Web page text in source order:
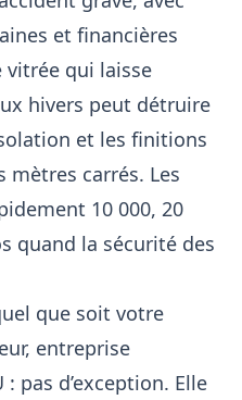
et financières
vitrée qui laisse
hivers peut détruire
et les finitions
carrés. Les
10 000, 20
quand la sécurité des
que soit votre
entreprise
: pas d’exception. Elle